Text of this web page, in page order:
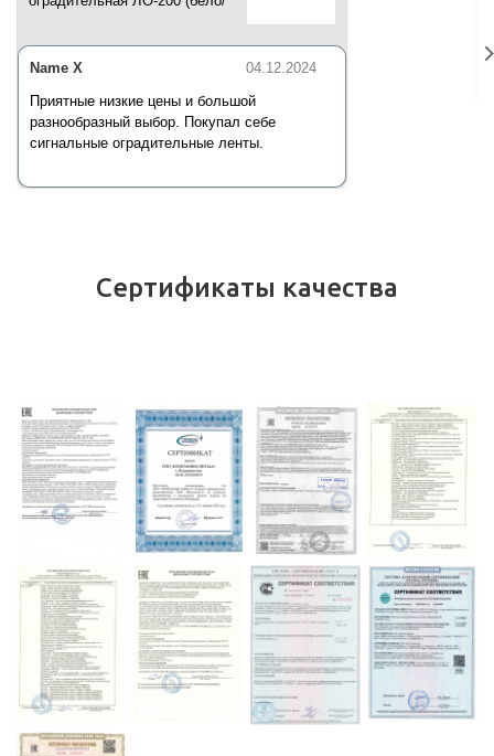
04.12.2024
Name X
Приятные низкие цены и большой
разнообразный выбор. Покупал себе
сигнальные оградительные ленты.
Сертификаты качества